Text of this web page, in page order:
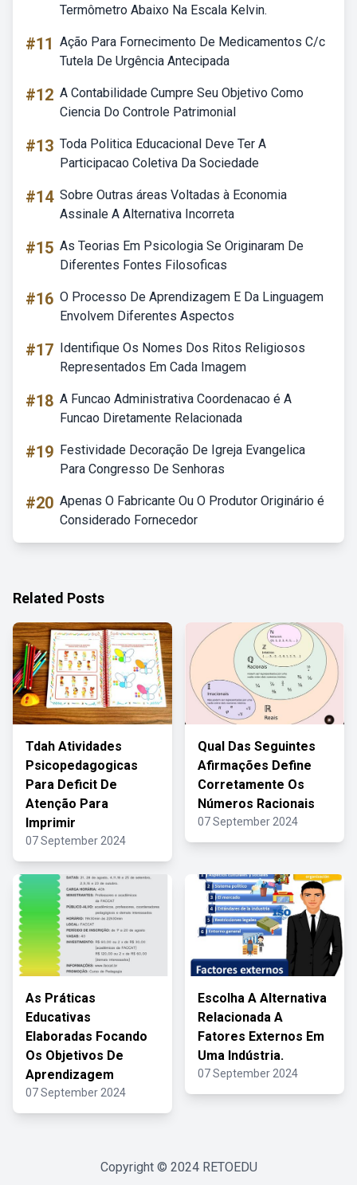
Termômetro Abaixo Na Escala Kelvin.
#11 Ação Para Fornecimento De Medicamentos C/c
Tutela De Urgência Antecipada
#12 A Contabilidade Cumpre Seu Objetivo Como
Ciencia Do Controle Patrimonial
#13 Toda Politica Educacional Deve Ter A
Participacao Coletiva Da Sociedade
#14 Sobre Outras áreas Voltadas à Economia
Assinale A Alternativa Incorreta
#15 As Teorias Em Psicologia Se Originaram De
Diferentes Fontes Filosoficas
#16 O Processo De Aprendizagem E Da Linguagem
Envolvem Diferentes Aspectos
#17 Identifique Os Nomes Dos Ritos Religiosos
Representados Em Cada Imagem
#18 A Funcao Administrativa Coordenacao é A
Funcao Diretamente Relacionada
#19 Festividade Decoração De Igreja Evangelica
Para Congresso De Senhoras
#20 Apenas O Fabricante Ou O Produtor Originário é
Considerado Fornecedor
Related Posts
Tdah Atividades
Psicopedagogicas
Para Deficit De
Atenção Para
Imprimir
07 September 2024
Qual Das Seguintes
Afirmações Define
Corretamente Os
Números Racionais
07 September 2024
As Práticas
Educativas
Elaboradas Focando
Os Objetivos De
Aprendizagem
07 September 2024
Escolha A Alternativa
Relacionada A
Fatores Externos Em
Uma Indústria.
07 September 2024
Copyright © 2024 RETOEDU